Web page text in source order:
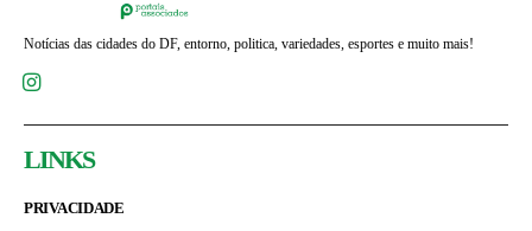
Notícias das cidades do DF, entorno, politica, variedades, esportes e muito mais!
LINKS
PRIVACIDADE